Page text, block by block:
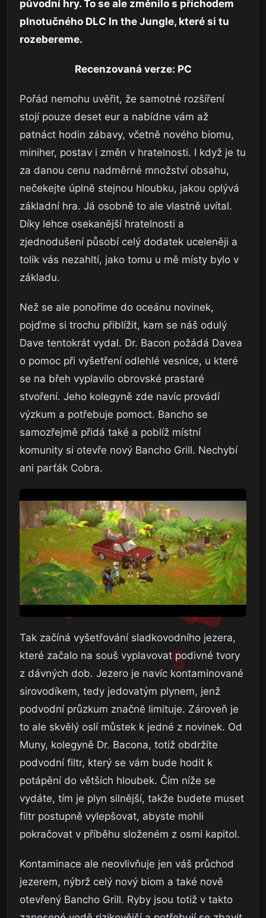
původní hry. To se ale změnilo s příchodem
plnotučného DLC In the Jungle, které si tu
rozebereme.
Recenzovaná verze: PC
Pořád nemohu uvěřit, že samotné rozšíření
stojí pouze deset eur a nabídne vám až
patnáct hodin zábavy, včetně nového biomu,
miniher, postav i změn v hratelnosti. I když je tu
za danou cenu nadměrné množství obsahu,
nečekejte úplně stejnou hloubku, jakou oplývá
základní hra. Já osobně to ale vlastně uvítal.
Díky lehce osekanější hratelnosti a
zjednodušení působí celý dodatek uceleněji a
tolik vás nezahltí, jako tomu u mě místy bylo v
základu.
Než se ale ponoříme do oceánu novinek,
pojďme si trochu přiblížit, kam se náš odulý
Dave tentokrát vydal. Dr. Bacon požádá Davea
o pomoc při vyšetření odlehlé vesnice, u které
se na břeh vyplavilo obrovské prastaré
stvoření. Jeho kolegyně zde navíc provádí
výzkum a potřebuje pomoct. Bancho se
samozřejmě přidá také a poblíž místní
komunity si otevře nový Bancho Grill. Nechybí
ani parťák Cobra.
Tak začíná vyšetřování sladkovodního jezera,
které začalo na souš vyplavovat podivné tvory
z dávných dob. Jezero je navíc kontaminované
sirovodíkem, tedy jedovatým plynem, jenž
podvodní průzkum značně limituje. Zároveň je
to ale skvělý oslí můstek k jedné z novinek. Od
Muny, kolegyně Dr. Bacona, totiž obdržíte
podvodní filtr, který se vám bude hodit k
potápění do větších hloubek. Čím níže se
vydáte, tím je plyn silnější, takže budete muset
filtr postupně vylepšovat, abyste mohli
pokračovat v příběhu složeném z osmi kapitol.
Kontaminace ale neovlivňuje jen váš průchod
jezerem, nýbrž celý nový biom a také nově
otevřený Bancho Grill. Ryby jsou totiž v takto